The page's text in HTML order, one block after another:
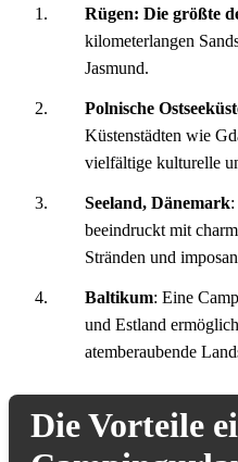
Rügen: Die größte
kilometerlangen
Jasmund.
Polnische
Küstenstädten wie
vielfältige kulturelle
Seeland, Dänemark
beeindruckt mit
Stränden und
Baltikum: Eine
und Estland
atemberaubende
Die Vorteile